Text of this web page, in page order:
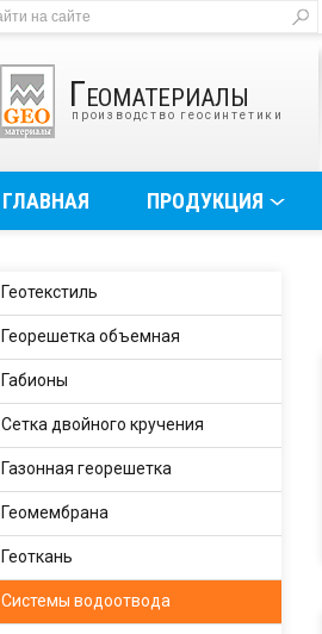
Геоматериалы
производство геосинтетики
ГЛАВНАЯ ПРОДУКЦИЯ
Геотекстиль
Георешетка объемная
Габионы
Сетка двойного кручения
Газонная георешетка
Геомембрана
Геоткань
Системы водоотвода